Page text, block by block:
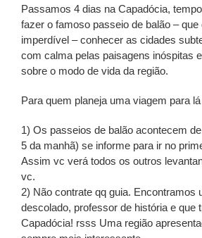
Passamos 4 dias na Capadócia,
fazer o famoso passeio de balão –
imperdível – conhecer as cidades
com calma pelas paisagens inóspitas
sobre o modo de vida da região.
Para quem planeja uma viagem para
1) Os passeios de balão acontecem
5 da manhã) se informe para ir no
Assim vc verá todos os outros
vc.
2) Não contrate qq guia. Encontramos
descolado, professor de história e que
Capadócia! rsss Uma região